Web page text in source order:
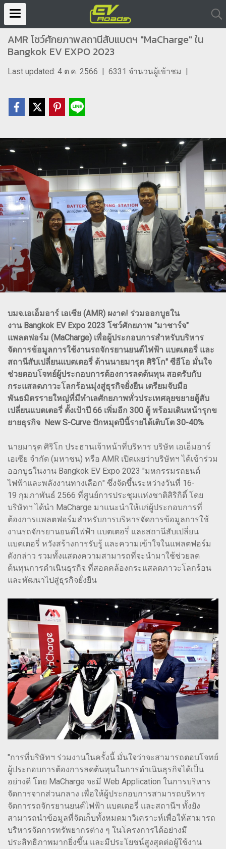
AMR โชว์ศักยภาพสถานีสับแบตฯ "MaCharge" ใน
Bangkok EV EXPO 2023
Last updated: 4 ต.ค. 2566 | 6331 จำนวนผู้เข้าชม |
บมจ.เอเอ็มอาร์ เอเซีย (AMR) ผงาด! ร่วมออกบูธใน
งาน Bangkok EV Expo 2023 โชว์ศักยภาพ "มาชาร์จ"
แพลตฟอร์ม (MaCharge) เพื่อผู้ประกอบการสำหรับบริหาร
จัดการข้อมูลการใช้งานรถจักรยานยนต์ไฟฟ้า แบตเตอรี่ และ
สถานีสับเปลี่ยนแบตเตอรี่ ด้านนายมารุต ศิริโก" ซีอีโอ มั่นใจ
ช่วยตอบโจทย์ผู้ประกอบการต้องการลดต้นทุน สอดรับกับ
กระแสลดภาวะโลกร้อนมุ่งสู่ธุรกิจยั่งยืน เตรียมจับมือ
พันธมิตรรายใหญ่ที่มีทำเลศักยภาพทั่วประเทศลุยขยายตู้สับ
เปลี่ยนแบตเตอรี่ ตั้งเป้าปี 66 เพิ่มอีก 300 ตู้ พร้อมเดินหน้ารุกข
ยายธุรกิจ New S-Curve ปักหมุดปีนี้รายได้เติบโต 30-40%
นายมารุต ศิริโก ประธานเจ้าหน้าที่บริหาร บริษัท เอเอ็มอาร์
เอเซีย จำกัด (มหาชน) หรือ AMR เปิดเผยว่าบริษัทฯ ได้เข้าร่วม
ออกบูธในงาน Bangkok EV Expo 2023 "มหกรรมรถยนต์
ไฟฟ้าและพลังงานทางเลือก" ซึ่งจัดขึ้นระหว่างวันที่ 16-
19 กุมภาพันธ์ 2566 ที่ศูนย์การประชุมแห่งชาติสิริกิติ์ โดย
บริษัทฯ ได้นำ MaCharge มาแนะนำให้แก่ผู้ประกอบการที่
ต้องการแพลตฟอร์มสำหรับการบริหารจัดการข้อมูลการใช้
งานรถจักรยานยนต์ไฟฟ้า แบตเตอรี่ และสถานีสับเปลี่ยน
แบตเตอรี่ หวังสร้างการรับรู้ และความเข้าใจในแพลตฟอร์ม
ดังกล่าว รวมทั้งแสดงความสามารถที่จะนำมาใช้ช่วยลด
ต้นทุนการดำเนินธุรกิจ ที่สอดคล้องกระแสลดภาวะโลกร้อน
และพัฒนาไปสู่ธุรกิจยั่งยืน
"การที่บริษัทฯ ร่วมงานในครั้งนี้ มั่นใจว่าจะสามารถตอบโจทย์
ผู้ประกอบการต้องการลดต้นทุนในการดำเนินธุรกิจได้เป็น
อย่างดี โดย MaCharge จะมี Web Application ในการบริหาร
จัดการจากส่วนกลาง เพื่อให้ผู้ประกอบการสามารถบริหาร
จัดการรถจักรยานยนต์ไฟฟ้า แบตเตอรี่ และสถานีฯ ทั้งยัง
สามารถนำข้อมูลที่จัดเก็บทั้งหมดมาวิเคราะห์เพื่อให้สามารถ
บริหารจัดการทรัพยากรต่าง ๆ ในโครงการได้อย่างมี
ประสิทธิภาพมากยิ่งขึ้น และมีประโยชน์สูงสุดต่อผู้ใช้งาน